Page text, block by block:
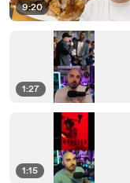
9:20
1:27
1:15